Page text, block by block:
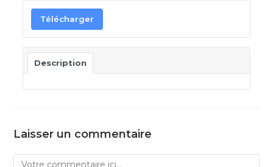
Télécharger
Description
Laisser un commentaire
Comment